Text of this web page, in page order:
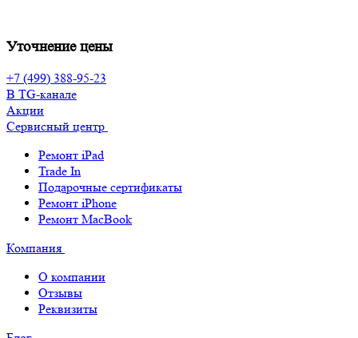
Уточнение цены
+7 (499) 388-95-23
В TG-канале
Акции
Сервисный центр
Ремонт iPad
Trade In
Подарочные сертификаты
Ремонт iPhone
Ремонт MacBook
Компания
О компании
Отзывы
Реквизиты